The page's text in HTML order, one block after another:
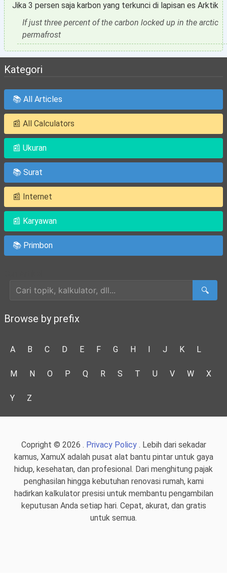
Jika 3 persen saja karbon yang terkunci di lapisan es Arktik
If just three percent of the carbon locked up in the arctic
permafrost
Kategori
📚 All Articles
📰 All Calculators
📰 Ukuran
📚 Surat
📰 Internet
📰 Karyawan
📚 Primbon
🔍
Browse by prefix
A B C D E F G H I J K L
M N O P Q R S T U V W X
Y Z
Copright © 2026 . Privacy Policy. Lebih dari sekadar
kamus, XamuX adalah pusat alat bantu pintar untuk gaya
hidup, kesehatan, dan profesional. Dari menghitung pajak
penghasilan hingga kebutuhan renovasi rumah, kami
hadirkan kalkulator presisi untuk membantu pengambilan
keputusan Anda setiap hari. Cepat, akurat, dan gratis
untuk semua.